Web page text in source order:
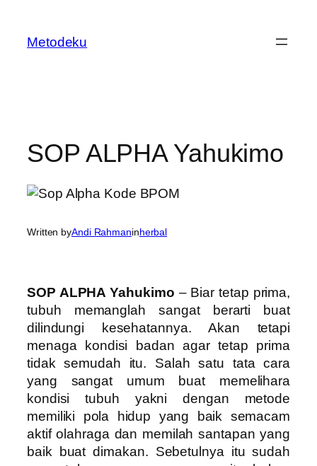
content
Metodeku
SOP ALPHA Yahukimo
Written byAndi Rahmaninherbal
SOP ALPHA Yahukimo – Biar tetap prima,
tubuh memanglah sangat berarti buat
dilindungi kesehatannya. Akan tetapi
menaga kondisi badan agar tetap prima
tidak semudah itu. Salah satu tata cara
yang sangat umum buat memelihara
kondisi tubuh yakni dengan metode
memiliki pola hidup yang baik semacam
aktif olahraga dan memilah santapan yang
baik buat dimakan. Sebetulnya itu sudah